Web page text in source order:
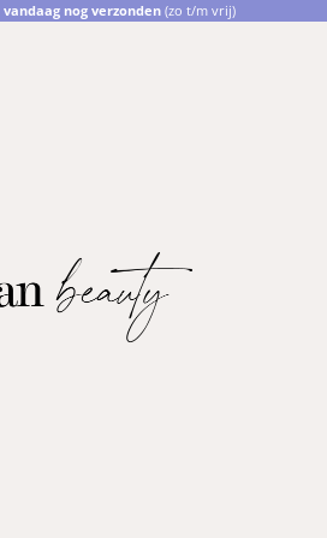
vandaag nog verzonden (zo t/m vrij)